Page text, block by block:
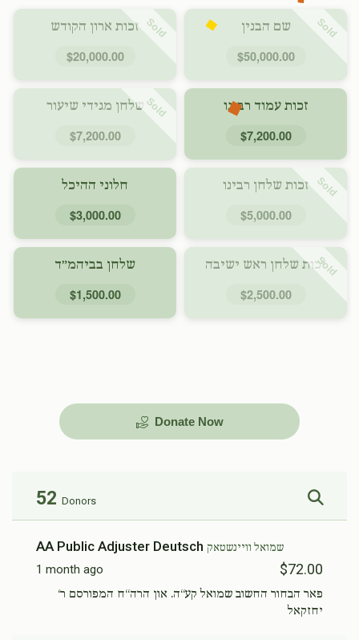
Sold שם הבנין
$50,000.00
Sold זכות ארון הקודש
$20,000.00
זכות עמוד רבינו
$7,200.00
Sold שלחן מגידי שיעור
$7,200.00
Sold זכות שלחן רבינו
$5,000.00
חלוני ההיכל
$3,000.00
Soldזכות שלחן ראש ישיבה
$2,500.00
שלחן בביהמ״ד
$1,500.00
Donate Now
52 Donors
AA Public Adjuster Deutsch שמואל וויינשטאק
1 month ago $72.00
פאר הבחור החשוב שמואל קע‘‘ה. און הרה‘‘ח המפורסם ר‘
יחזקאל